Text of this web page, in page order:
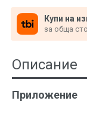
Купи на
за обща
Описание
Приложение